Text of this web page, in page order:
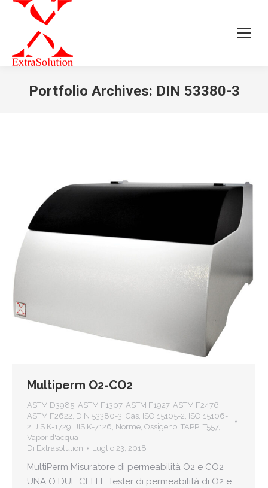
Portfolio Archives: DIN 53380-3
Multiperm O2-CO2
ASTM D3985, ASTM F1307, ASTM F1927, ASTM F2476,
ASTM F2622, DIN 53380-3, Gas, ISO 15105-2, ISO 15106-
2, JIS K-1729, JIS K-7126, Norme, Ossigeno, TAPPI T557,
Vapor d'acqua
Di Extrasolution Luglio 23, 2018
MultiPerm Misuratore di permeabilità O2 e CO2
UNA O DUE CELLE Tester di permeabilità di O2 e